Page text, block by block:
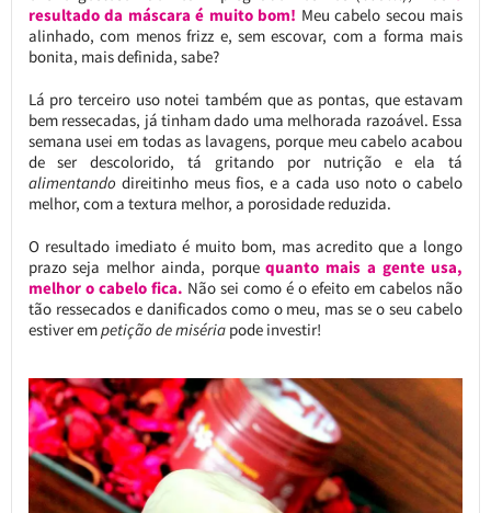
resultado da máscara é muito bom! Meu cabelo secou mais
alinhado, com menos frizz e, sem escovar, com a forma mais
bonita, mais definida, sabe?
Lá pro terceiro uso notei também que as pontas, que estavam
bem ressecadas, já tinham dado uma melhorada razoável. Essa
semana usei em todas as lavagens, porque meu cabelo acabou
de ser descolorido, tá gritando por nutrição e ela tá
alimentando direitinho meus fios, e a cada uso noto o cabelo
melhor, com a textura melhor, a porosidade reduzida.
O resultado imediato é muito bom, mas acredito que a longo
prazo seja melhor ainda, porquequanto mais a gente usa,
melhor o cabelo fica. Não sei como é o efeito em cabelos não
tão ressecados e danificados como o meu, mas se o seu cabelo
estiver empetição de misériapode investir!